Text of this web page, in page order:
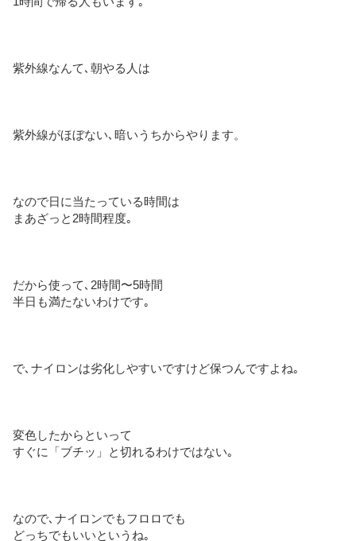
紫外線なんて､朝やる人は
紫外線がほぼない､暗いうちからやります。
なので日に当たっている時間は
まあざっと2時間程度｡
だから使って､2時間〜5時間
半日も満たないわけです｡
で､ナイロンは劣化しやすいですけど保つんですよね｡
変色したからといって
すぐに「ブチッ」と切れるわけではない｡
なので､ナイロンでもフロロでも
どっちでもいいというね｡